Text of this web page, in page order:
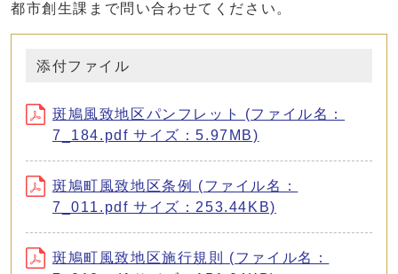
都市創生課まで問い合わせてください。
添付ファイル
斑鳩風致地区パンフレット (ファイル名：
7_184.pdf サイズ：5.97MB)
斑鳩町風致地区条例 (ファイル名：
7_011.pdf サイズ：253.44KB)
斑鳩町風致地区施行規則 (ファイル名：